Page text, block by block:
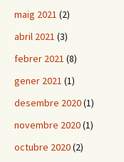
maig 2021 (2)
abril 2021 (3)
febrer 2021 (8)
gener 2021 (1)
desembre 2020(1)
novembre 2020(1)
octubre 2020(2)